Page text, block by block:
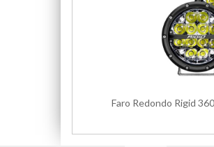
Faro Redondo Rigid